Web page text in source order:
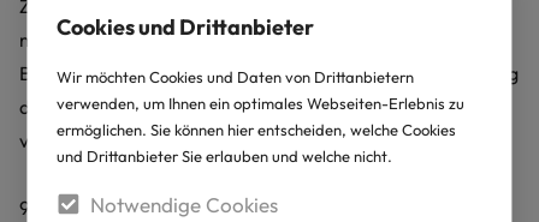
Cookies und Drittanbieter
Wir möchten Cookies und Daten von Drittanbietern
verwenden, um Ihnen ein optimales Webseiten-Erlebnis zu
ermöglichen. Sie können hier entscheiden, welche Cookies
und Drittanbieter Sie erlauben und welche nicht.
Notwendige Cookies
Zeit abzunehmen/anzunehmen. Kündigt er den Auftrag
mindestens sieben Werktage vor Beginn des Miet-/
Buchungszeitraums, so erfolgt eine vollständige Erstattung
der Mietkosten. Anderenfalls sind unsere Leistungen
vollständig zu begleichen.
9. MÄNGEL